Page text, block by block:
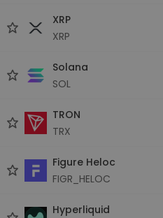
XRP
XRP
Solana
SOL
TRON
TRX
Figure Heloc
FIGR_HELOC
Hyperliquid